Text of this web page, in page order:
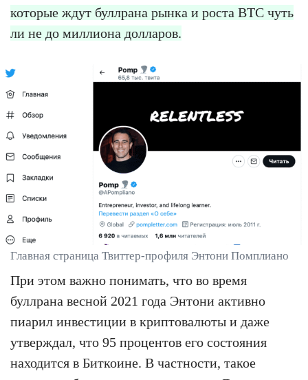
которые ждут буллрана рынка и роста BTC чуть
ли не до миллиона долларов.
Главная страница Твиттер-профиля Энтони Помплиано
При этом важно понимать, что во время
буллрана весной 2021 года Энтони активно
пиарил инвестиции в криптовалюты и даже
утверждал, что 95 процентов его состояния
находится в Биткоине. В частности, такое